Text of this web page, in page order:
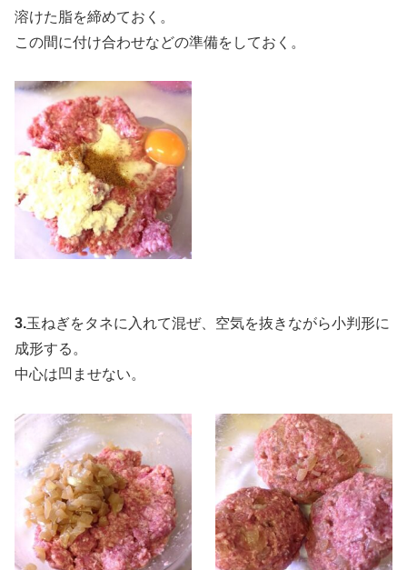
溶けた脂を締めておく。
この間に付け合わせなどの準備をしておく。
3.玉ねぎをタネに入れて混ぜ、空気を抜きながら小判形に
成形する。
中心は凹ませない。